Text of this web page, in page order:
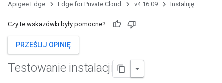
Apigee Edge Edge for Private Cloud v4.16.09 Instaluję
Czy te wskazówki były pomocne?
PRZEŚLIJ OPINIĘ
Testowanie instalacji